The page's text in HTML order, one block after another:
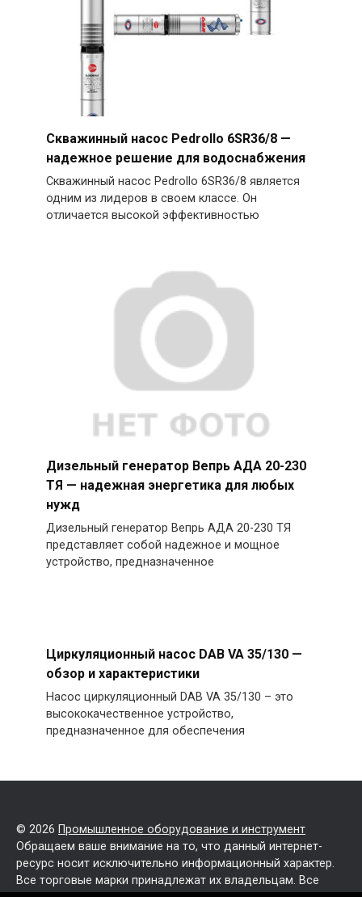
Скважинный насос Pedrollo 6SR36/8 —
надежное решение для водоснабжения
Скважинный насос Pedrollo 6SR36/8 является
одним из лидеров в своем классе. Он
отличается высокой эффективностью
Дизельный генератор Вепрь АДА 20-230
ТЯ — надежная энергетика для любых
нужд
Дизельный генератор Вепрь АДА 20-230 ТЯ
представляет собой надежное и мощное
устройство, предназначенное
Циркуляционный насос DAB VA 35/130 —
обзор и характеристики
Насос циркуляционный DAB VA 35/130 – это
высококачественное устройство,
предназначенное для обеспечения
© 2026 Промышленное оборудование и инструмент
Обращаем ваше внимание на то, что данный интернет-
ресурс носит исключительно информационный характер.
Все торговые марки принадлежат их владельцам. Все